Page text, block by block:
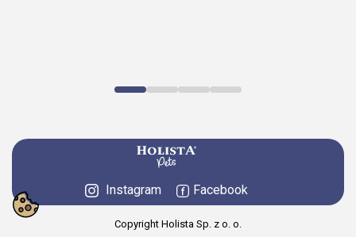
Instagram Facebook
Copyright Holista Sp. z o. o.